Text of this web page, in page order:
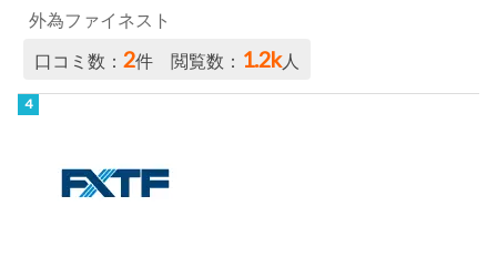
外為ファイネスト
口コミ数：2件 閲覧数： 1.2k人